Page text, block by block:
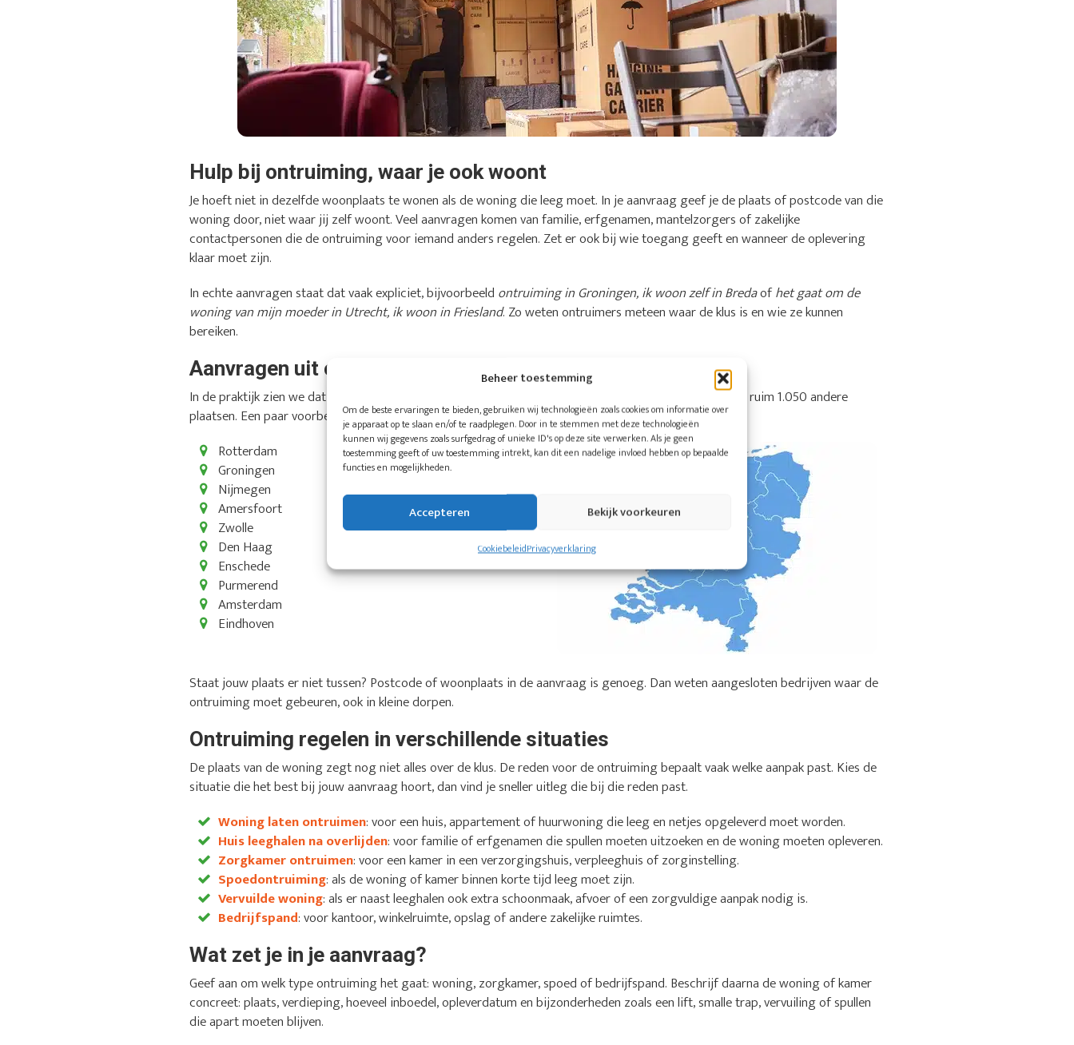
Beheer toestemming
Om de beste ervaringen te bieden, gebruiken wij technologieën zoals cookies om informatie over
je apparaat op te slaan en/of te raadplegen. Door in te stemmen met deze technologieën
kunnen wij gegevens zoals surfgedrag of unieke ID's op deze site verwerken. Als je geen
toestemming geeft of uw toestemming intrekt, kan dit een nadelige invloed hebben op bepaalde
functies en mogelijkheden.
Accepteren Bekijk voorkeuren
CookiebeleidPrivacyverklaring
Hulp bij ontruiming, waar je ook woont
Je hoeft niet in dezelfde woonplaats te wonen als de woning die leeg moet. In je aanvraag geef je de plaats of postcode van die
woning door, niet waar jij zelf woont. Veel aanvragen komen van familie, erfgenamen, mantelzorgers of zakelijke
contactpersonen die de ontruiming voor iemand anders regelen. Zet er ook bij wie toegang geeft en wanneer de oplevering
klaar moet zijn.
In echte aanvragen staat dat vaak expliciet, bijvoorbeeld ontruiming in Groningen, ik woon zelf in Bredaofhet gaat om de
woning van mijn moeder in Utrecht, ik woon in Friesland. Zo weten ontruimers meteen waar de klus is en wie ze kunnen
bereiken.
Aanvragen uit onder andere deze plaatsen
In de praktijk zien we dat veel aanvragen uit Amsterdam, Rotterdam en Den Haag komen, maar ook uit ruim 1.050 andere
plaatsen. Een paar voorbeelden uit het hele land:
Rotterdam
Groningen
Nijmegen
Amersfoort
Zwolle
Den Haag
Enschede
Purmerend
Amsterdam
Eindhoven
Staat jouw plaats er niet tussen? Postcode of woonplaats in de aanvraag is genoeg. Dan weten aangesloten bedrijven waar de
ontruiming moet gebeuren, ook in kleine dorpen.
Ontruiming regelen in verschillende situaties
De plaats van de woning zegt nog niet alles over de klus. De reden voor de ontruiming bepaalt vaak welke aanpak past. Kies de
situatie die het best bij jouw aanvraag hoort, dan vind je sneller uitleg die bij die reden past.
Woning laten ontruimen: voor een huis, appartement of huurwoning die leeg en netjes opgeleverd moet worden.
Huis leeghalen na overlijden: voor familie of erfgenamen die spullen moeten uitzoeken en de woning moeten opleveren.
Zorgkamer ontruimen: voor een kamer in een verzorgingshuis, verpleeghuis of zorginstelling.
Spoedontruiming: als de woning of kamer binnen korte tijd leeg moet zijn.
Vervuilde woning: als er naast leeghalen ook extra schoonmaak, afvoer of een zorgvuldige aanpak nodig is.
Bedrijfspand: voor kantoor, winkelruimte, opslag of andere zakelijke ruimtes.
Wat zet je in je aanvraag?
Geef aan om welk type ontruiming het gaat: woning, zorgkamer, spoed of bedrijfspand. Beschrijf daarna de woning of kamer
concreet: plaats, verdieping, hoeveel inboedel, opleverdatum en bijzonderheden zoals een lift, smalle trap, vervuiling of spullen
die apart moeten blijven.